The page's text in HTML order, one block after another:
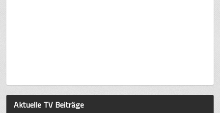
Aktuelle TV Beiträge